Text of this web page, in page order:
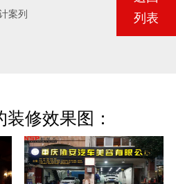
案列
列表
修效果图：